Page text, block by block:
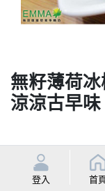
無籽薄荷
涼涼古早味
Selling price
Selling
登入 首